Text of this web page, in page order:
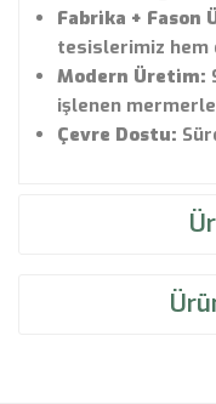
Fabrika + Fason
tesislerimiz hem
Modern Üretim:
işlenen
Çevre Dostu: